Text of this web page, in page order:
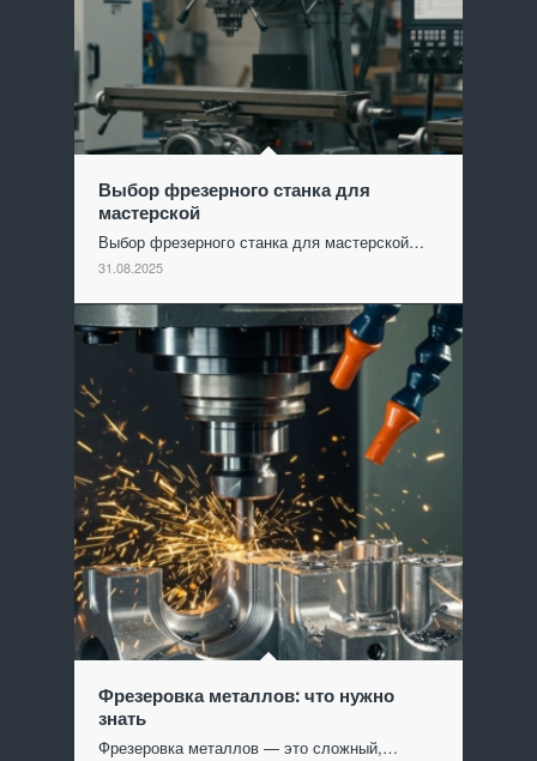
Выбор фрезерного станка для
мастерской
Выбор фрезерного станка для мастерской…
31.08.2025
Фрезеровка металлов: что нужно
знать
Фрезеровка металлов — это сложный,…